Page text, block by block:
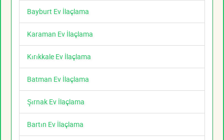
Bayburt Ev İlaçlama
Karaman Ev İlaçlama
Kırıkkale Ev İlaçlama
Batman Ev İlaçlama
Şırnak Ev İlaçlama
Bartın Ev İlaçlama